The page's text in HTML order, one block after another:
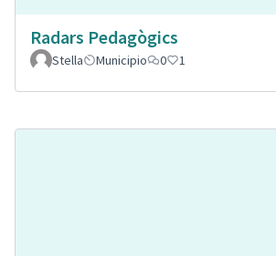
Radars Pedagògics
Stella
Municipio 0 1